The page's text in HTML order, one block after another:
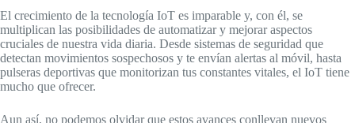
El crecimiento de la tecnología IoT es imparable y, con él, se
multiplican las posibilidades de automatizar y mejorar aspectos
cruciales de nuestra vida diaria. Desde sistemas de seguridad que
detectan movimientos sospechosos y te envían alertas al móvil, hasta
pulseras deportivas que monitorizan tus constantes vitales, el IoT tiene
mucho que ofrecer.
Aun así, no podemos olvidar que estos avances conllevan nuevos